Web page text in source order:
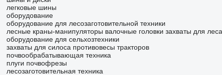
легковые шины
оборудование
оборудование для лесозаготовительной техники
лесные краны-манипуляторы валочные головки захваты для леса
оборудование для сельхозтехники
захваты для силоса противовесы тракторов
почвообрабатывающая техника
плуги почвофрезы
лесозаготовительная техника